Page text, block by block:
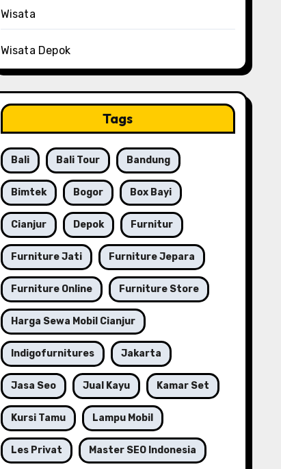
Wisata
Wisata Depok
Tags
Bali Bali Tour Bandung
Bimtek Bogor Box Bayi
Cianjur Depok Furnitur
Furniture Jati Furniture Jepara
Furniture Online Furniture Store
Harga Sewa Mobil Cianjur
Indigofurnitures Jakarta
Jasa Seo Jual Kayu Kamar Set
Kursi Tamu Lampu Mobil
Les Privat Master SEO Indonesia